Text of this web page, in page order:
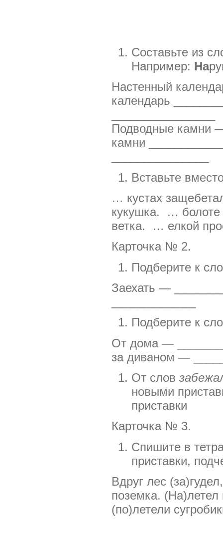
Составьте из
Например: На
Настенный
календарь
Подводные
камни
Вставьте
… кустах
кукушка. … болоте
ветка. … елкой
Карточка № 2.
Подберите к
Заехать —
Подберите к
От дома —
за диваном —
От слов
новыми
приставки
Карточка № 3.
Спишите в
приставки,
Вдруг лес
поземка.
(по)летели